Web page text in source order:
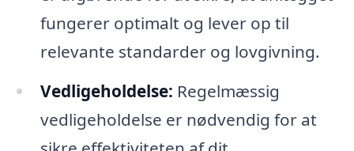
fungerer optimalt og lever op til
relevante standarder og lovgivning.
Vedligeholdelse: Regelmæssig
vedligeholdelse er nødvendig for at